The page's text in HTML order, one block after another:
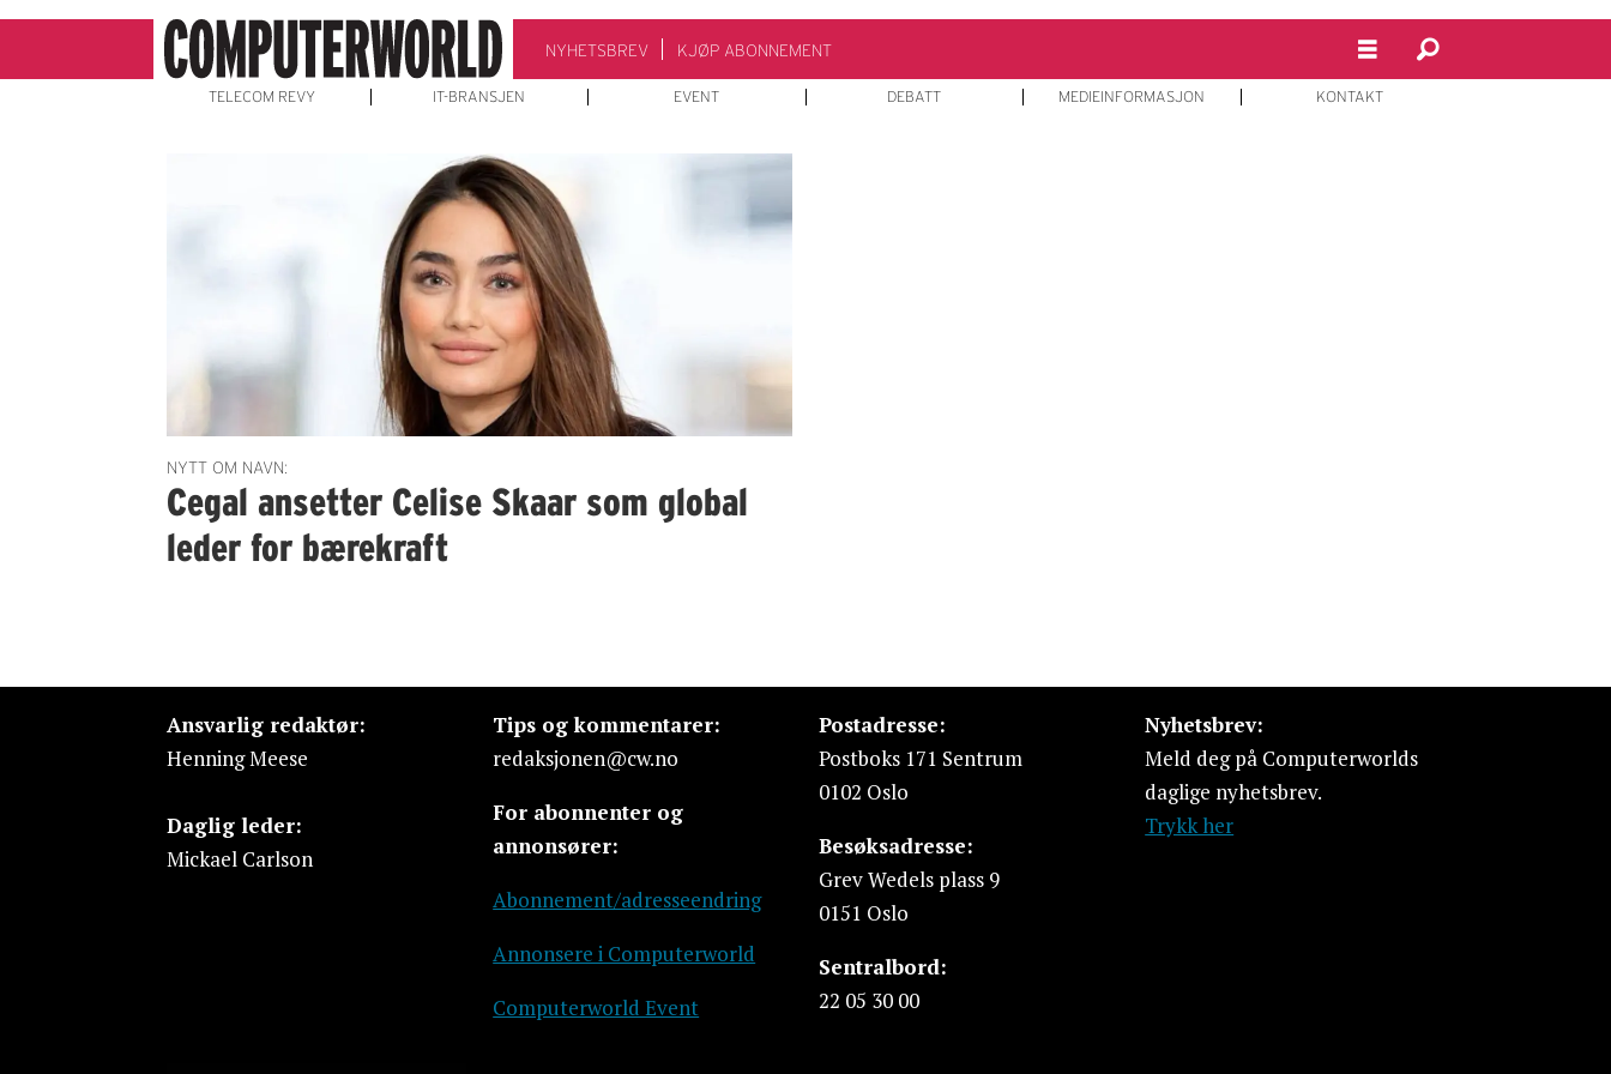
NYHETSBREV KJØP ABONNEMENT
TELECOM REVY IT-BRANSJEN EVENT DEBATT MEDIEINFORMASJON KONTAKT
energiindustrien
NYTT OM NAVN:
Cegal ansetter Celise Skaar som global
leder for bærekraft
Ansvarlig redaktør:
Henning Meese
Daglig leder:
Mickael Carlson
Tips og kommentarer:
redaksjonen@cw.no
For abonnenter og
annonsører:
Abonnement/adresseendring
Annonsere i Computerworld
Computerworld Event
Postadresse:
Postboks 171 Sentrum
0102 Oslo
Besøksadresse:
Grev Wedels plass 9
0151 Oslo
Sentralbord:
22 05 30 00
Nyhetsbrev:
Meld deg på Computerworlds
daglige nyhetsbrev.
Trykk her